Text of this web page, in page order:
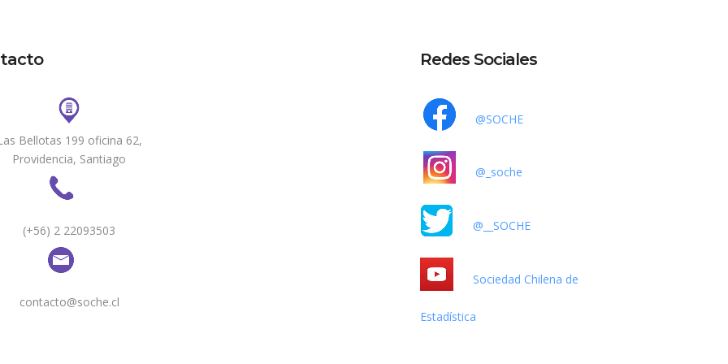
Bellotas 199 oficina 62,
Providencia, Santiago
(+56) 2 22093503
contacto@soche.cl
Redes Sociales
@SOCHE
@_soche
@__SOCHE
Sociedad Chilena de
Estadística